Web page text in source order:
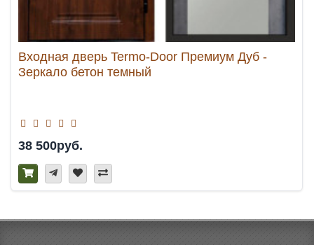
Входная дверь Termo-Door Премиум Дуб -
Зеркало бетон темный
38 500руб.